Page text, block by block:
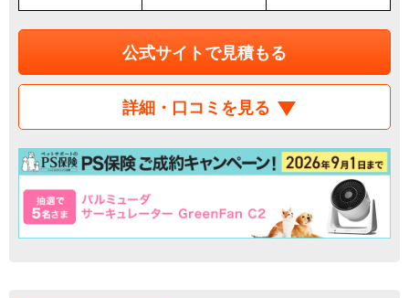
公式サイトで見積もる
詳細・口コミを見る